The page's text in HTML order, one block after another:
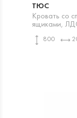
ТЮС
Кровать со
ящиками,
800